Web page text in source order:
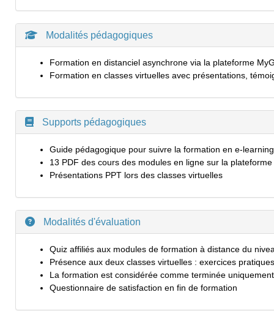
Modalités pédagogiques
Formation en distanciel asynchrone via la plateforme
Formation en classes virtuelles avec présentations,
Supports pédagogiques
Guide pédagogique pour suivre la formation en e-learning
13 PDF des cours des modules en ligne sur la
Présentations PPT lors des classes virtuelles
Modalités d'évaluation
Quiz affiliés aux modules de formation à distance du
Présence aux deux classes virtuelles : exercices
La formation est considérée comme terminée
Questionnaire de satisfaction en fin de formation